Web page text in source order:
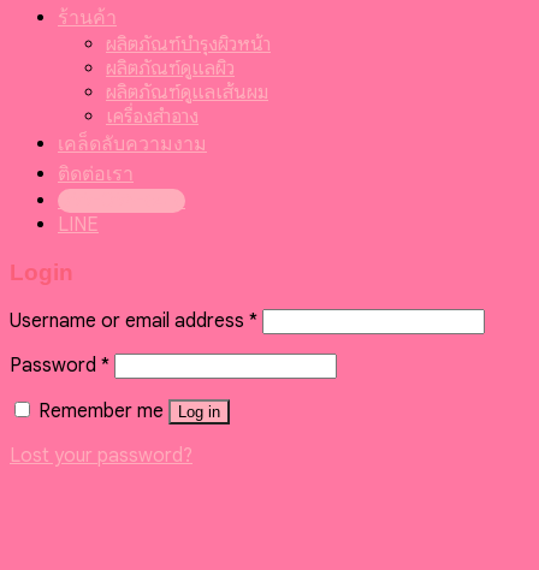
ร้านค้า
ผลิตภัณฑ์บำรุงผิวหน้า
ผลิตภัณฑ์ดูแลผิว
ผลิตภัณฑ์ดูแลเส้นผม
เครื่องสำอาง
เคล็ดลับความงาม
ติดต่อเรา
099-095-6416
LINE
Login
Username or email address *
Password *
Remember me
Log in
Lost your password?